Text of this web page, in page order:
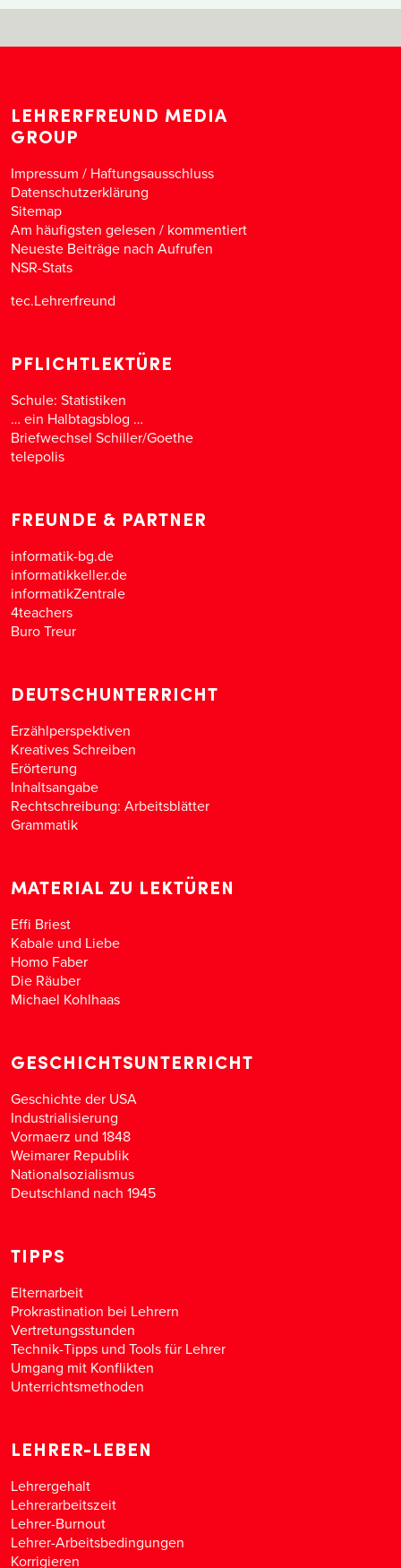
LEHRERFREUND MEDIA
GROUP
Impressum / Haftungsausschluss
Datenschutzerklärung
Sitemap
Am häufigsten gelesen / kommentiert
Neueste Beiträge nach Aufrufen
NSR-Stats
tec.Lehrerfreund
PFLICHTLEKTÜRE
Schule: Statistiken
… ein Halbtagsblog …
Briefwechsel Schiller/Goethe
telepolis
FREUNDE & PARTNER
informatik-bg.de
informatikkeller.de
informatikZentrale
4teachers
Buro Treur
DEUTSCHUNTERRICHT
Erzählperspektiven
Kreatives Schreiben
Erörterung
Inhaltsangabe
Rechtschreibung: Arbeitsblätter
Grammatik
MATERIAL ZU LEKTÜREN
Effi Briest
Kabale und Liebe
Homo Faber
Die Räuber
Michael Kohlhaas
GESCHICHTSUNTERRICHT
Geschichte der USA
Industrialisierung
Vormaerz und 1848
Weimarer Republik
Nationalsozialismus
Deutschland nach 1945
TIPPS
Elternarbeit
Prokrastination bei Lehrern
Vertretungsstunden
Technik-Tipps und Tools für Lehrer
Umgang mit Konflikten
Unterrichtsmethoden
LEHRER-LEBEN
Lehrergehalt
Lehrerarbeitszeit
Lehrer-Burnout
Lehrer-Arbeitsbedingungen
Korrigieren